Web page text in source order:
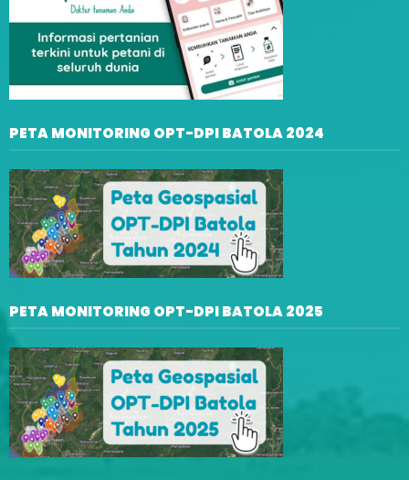
PETA MONITORING OPT-DPI BATOLA 2024
PETA MONITORING OPT-DPI BATOLA 2025